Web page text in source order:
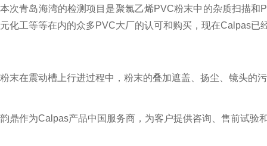
本次青岛海湾的检测项目是聚氯乙烯PVC粉末中的杂质扫描
元化工等等在内的众多PVC大厂的认可和购买，现在Calpas已
粉末在震动槽上行进过程中，粉末的叠加遮盖、扬尘、镜头的
韵鼎作为Calpas产品中国服务商，为客户提供咨询、售前试验